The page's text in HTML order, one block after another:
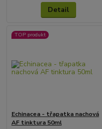
Detail
TOP produkt
Echinacea - třapatka nachová
AF tinktura 50ml